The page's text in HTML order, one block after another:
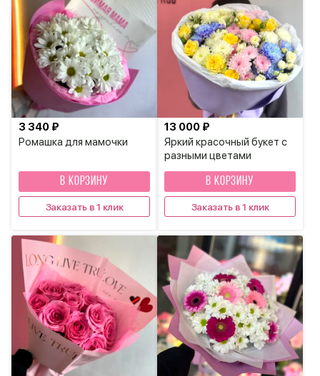
Ромашка для мамочки
3 340 ₽
В КОРЗИНУ
Заказать в 1 клик
Яркий красочный букет с
разными цветами
13 000 ₽
В КОРЗИНУ
Заказать в 1 клик